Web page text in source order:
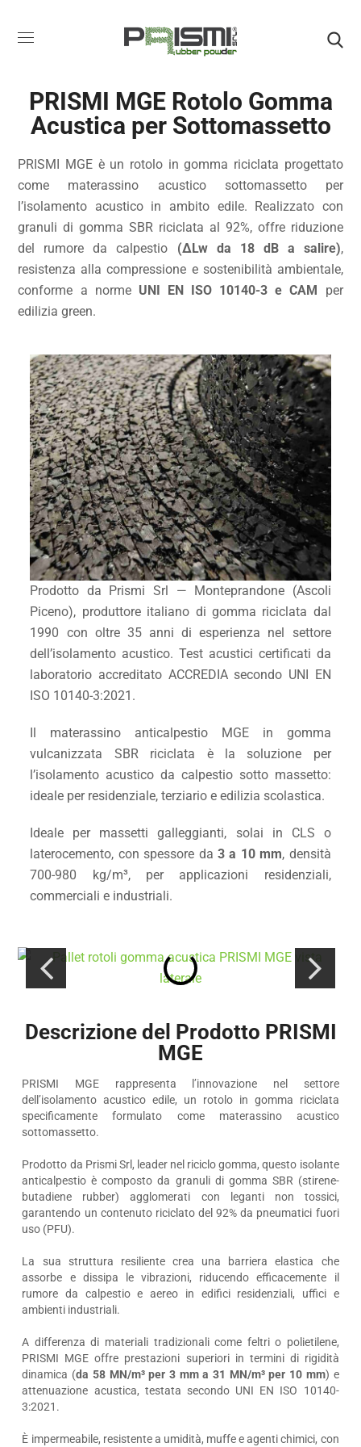
PRISMI MGE Rotolo Gomma
Acustica per Sottomassetto
PRISMI MGE è un rotolo in gomma riciclata progettato
come materassino acustico sottomassetto per
l’isolamento acustico in ambito edile. Realizzato con
granuli di gomma SBR riciclata al 92%, offre riduzione
del rumore da calpestio (ΔLw da 18 dB a salire),
resistenza alla compressione e sostenibilità ambientale,
conforme a norme UNI EN ISO 10140-3 e CAM per
edilizia green.
Prodotto da Prismi Srl — Monteprandone (Ascoli
Piceno), produttore italiano di gomma riciclata dal
1990 con oltre 35 anni di esperienza nel settore
dell’isolamento acustico. Test acustici certificati da
laboratorio accreditato ACCREDIA secondo UNI EN
ISO 10140-3:2021.
Il materassino anticalpestio MGE in gomma
vulcanizzata SBR riciclata è la soluzione per
l’isolamento acustico da calpestio sotto massetto:
ideale per residenziale, terziario e edilizia scolastica.
Ideale per massetti galleggianti, solai in CLS o
laterocemento, con spessore da 3 a 10 mm, densità
700-980 kg/m³, per applicazioni residenziali,
commerciali e industriali.
Descrizione del Prodotto PRISMI
MGE
PRISMI MGE rappresenta l’innovazione nel settore
dell’isolamento acustico edile, un rotolo in gomma riciclata
specificamente formulato come materassino acustico
sottomassetto.
Prodotto da Prismi Srl, leader nel riciclo gomma, questo isolante
anticalpestio è composto da granuli di gomma SBR (stirene-
butadiene rubber) agglomerati con leganti non tossici,
garantendo un contenuto riciclato del 92% da pneumatici fuori
uso (PFU).
La sua struttura resiliente crea una barriera elastica che
assorbe e dissipa le vibrazioni, riducendo efficacemente il
rumore da calpestio e aereo in edifici residenziali, uffici e
ambienti industriali.
A differenza di materiali tradizionali come feltri o polietilene,
PRISMI MGE offre prestazioni superiori in termini di rigidità
dinamica (da 58 MN/m³ per 3 mm a 31 MN/m³ per 10 mm) e
attenuazione acustica, testata secondo UNI EN ISO 10140-
3:2021.
È impermeabile, resistente a umidità, muffe e agenti chimici, con